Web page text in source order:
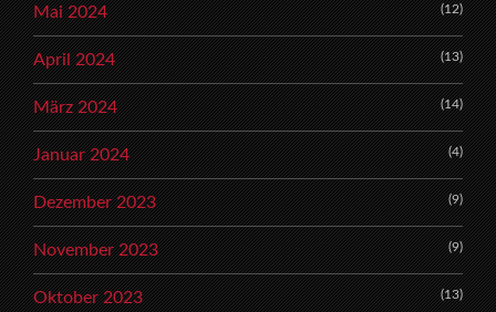
Mai 2024 (12)
April 2024 (13)
März 2024 (14)
Januar 2024 (4)
Dezember 2023 (9)
November 2023 (9)
Oktober 2023 (13)